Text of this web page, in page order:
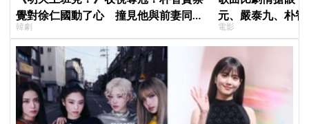
覺對徐仁國動了心 撞見他與前妻同框
心好慌
韓劇
元、嚴泰九、朴
曲《Love Is》超
電影